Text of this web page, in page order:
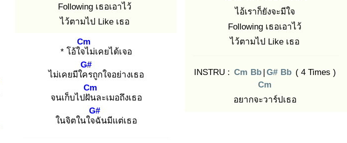
Following เธอเอาไว้
ไว้ตามไป Like เธอ
* โอ้ใจไ
Cm
ม่เคยได้เจอ
ไม่เคยมีใคร
G#
ถูกใจอย่างเธอ
จนเก็บไปฝัน
Cm
ละเมอถึงเธอ
ในจิตในใจฉั
G#
นมีแต่เธอ
ไอ้เราก็ยังจะมีใจ
Following เธอเอาไว้
ไว้ตามไป Like เธอ
INSTRU : Cm Bb | G# Bb
Cm
อยากจะวาร์ปเธอ